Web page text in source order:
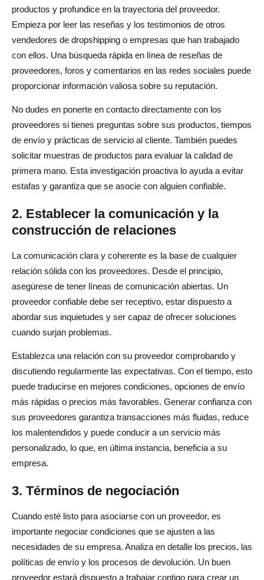
productos y profundice en la trayectoria del proveedor.
Empieza por leer las reseñas y los testimonios de otros
vendedores de dropshipping o empresas que han trabajado
con ellos. Una búsqueda rápida en línea de reseñas de
proveedores, foros y comentarios en las redes sociales puede
proporcionar información valiosa sobre su reputación.
No dudes en ponerte en contacto directamente con los
proveedores si tienes preguntas sobre sus productos, tiempos
de envío y prácticas de servicio al cliente. También puedes
solicitar muestras de productos para evaluar la calidad de
primera mano. Esta investigación proactiva lo ayuda a evitar
estafas y garantiza que se asocie con alguien confiable.
2. Establecer la comunicación y la
construcción de relaciones
La comunicación clara y coherente es la base de cualquier
relación sólida con los proveedores. Desde el principio,
asegúrese de tener líneas de comunicación abiertas. Un
proveedor confiable debe ser receptivo, estar dispuesto a
abordar sus inquietudes y ser capaz de ofrecer soluciones
cuando surjan problemas.
Establezca una relación con su proveedor comprobando y
discutiendo regularmente las expectativas. Con el tiempo, esto
puede traducirse en mejores condiciones, opciones de envío
más rápidas o precios más favorables. Generar confianza con
sus proveedores garantiza transacciones más fluidas, reduce
los malentendidos y puede conducir a un servicio más
personalizado, lo que, en última instancia, beneficia a su
empresa.
3. Términos de negociación
Cuando esté listo para asociarse con un proveedor, es
importante negociar condiciones que se ajusten a las
necesidades de su empresa. Analiza en detalle los precios, las
políticas de envío y los procesos de devolución. Un buen
proveedor estará dispuesto a trabajar contigo para crear un